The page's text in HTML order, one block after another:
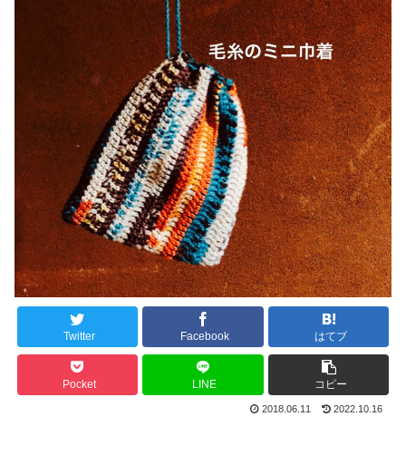
Twitter Facebook はてブ
Pocket LINE コピー
2018.06.11 2022.10.16